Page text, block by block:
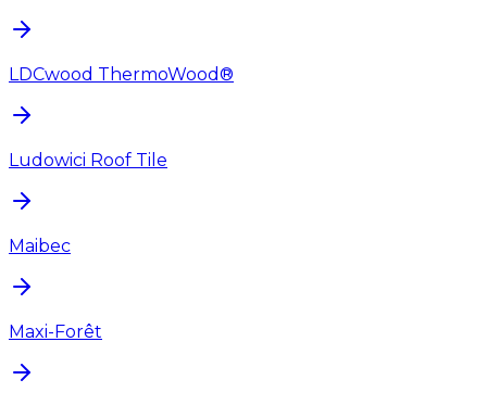
LDCwood ThermoWood®
Ludowici Roof Tile
Maibec
Maxi-Forêt